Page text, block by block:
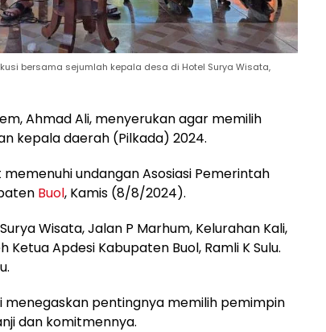
bersama sejumlah kepala desa di Hotel Surya Wisata,
Ahmad Ali, menyerukan agar memilih
kepala daerah (Pilkada) 2024.
undangan Asosiasi Pemerintah
Buol, Kamis (8/8/2024).
Wisata, Jalan P Marhum, Kelurahan Kali,
Apdesi Kabupaten Buol, Ramli K Sulu.
pentingnya memilih pemimpin
dan komitmennya.